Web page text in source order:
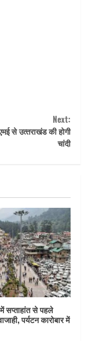
Next:
से उत्‍तराखंड की होगी
चांदी
सप्ताहांत से पहले
पर्यटन कारोबार में